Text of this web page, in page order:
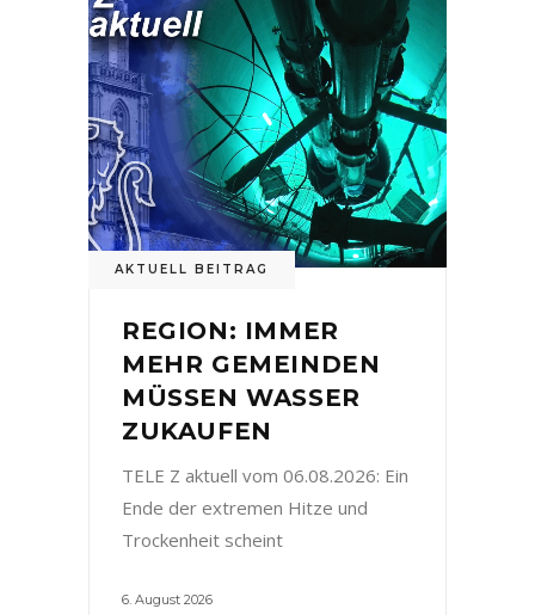
AKTUELL BEITRAG
REGION: IMMER
MEHR GEMEINDEN
MÜSSEN WASSER
ZUKAUFEN
TELE Z aktuell vom 06.08.2026: Ein
Ende der extremen Hitze und
Trockenheit scheint
6. August 2026